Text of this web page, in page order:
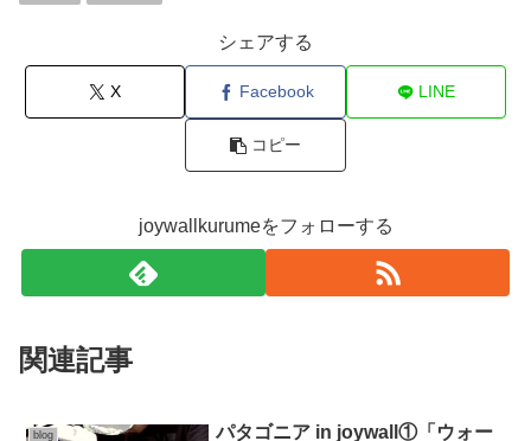
シェアする
X Facebook LINE
コピー
joywallkurumeをフォローする
関連記事
blog
パタゴニア in joywall①「ウォー